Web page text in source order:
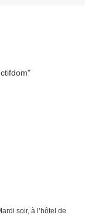
soir, à l’hôtel de